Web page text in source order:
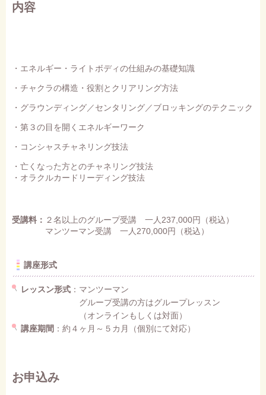
内容
・エネルギー・ライトボディの仕組みの基礎知識
・チャクラの構造・役割とクリアリング方法
・グラウンディング／センタリング／ブロッキングのテクニック
・第３の目を開くエネルギーワーク
・コンシャスチャネリング技法
・亡くなった方とのチャネリング技法
・オラクルカードリーディング技法
受講料： ２名以上のグループ受講 一人237,000円（税込）
マンツーマン受講 一人270,000円（税込）
講座形式
レッスン形式 ：マンツーマン
グループ受講の方はグループレッスン
（オンラインもしくは対面）
講座期間 ：約４ヶ月～５カ月（個別にて対応）
お申込み